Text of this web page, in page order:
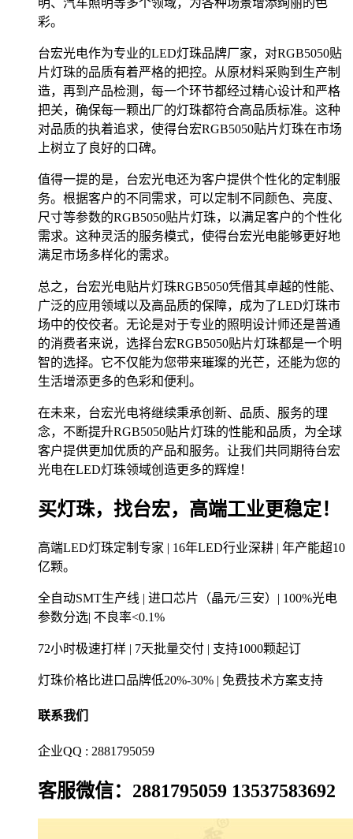
彩。
台宏光电作为专业的LED灯珠品牌厂家，对RGB5050贴
片灯珠的品质有着严格的把控。从原材料采购到生产制
造，再到产品检测，每一个环节都经过精心设计和严格
把关，确保每一颗出厂的灯珠都符合高品质标准。这种
对品质的执着追求，使得台宏RGB5050贴片灯珠在市场
上树立了良好的口碑。
值得一提的是，台宏光电还为客户提供个性化的定制服
务。根据客户的不同需求，可以定制不同颜色、亮度、
尺寸等参数的RGB5050贴片灯珠，以满足客户的个性化
需求。这种灵活的服务模式，使得台宏光电能够更好地
满足市场多样化的需求。
总之，台宏光电贴片灯珠RGB5050凭借其卓越的性能、
广泛的应用领域以及高品质的保障，成为了LED灯珠市
场中的佼佼者。无论是对于专业的照明设计师还是普通
的消费者来说，选择台宏RGB5050贴片灯珠都是一个明
智的选择。它不仅能为您带来璀璨的光芒，还能为您的
生活增添更多的色彩和便利。
在未来，台宏光电将继续秉承创新、品质、服务的理
念，不断提升RGB5050贴片灯珠的性能和品质，为全球
客户提供更加优质的产品和服务。让我们共同期待台宏
光电在LED灯珠领域创造更多的辉煌！
买灯珠，找台宏，高端工业更稳定！
高端LED灯珠定制专家 | 16年LED行业深耕 | 年产能超10
亿颗。
全自动SMT生产线 | 进口芯片（晶元/三安）| 100%光电
参数分选| 不良率<0.1%
72小时极速打样 | 7天批量交付 | 支持1000颗起订
灯珠价格比进口品牌低20%-30% | 免费技术方案支持
联系我们
企业QQ : 2881795059
客服微信：2881795059 13537583692